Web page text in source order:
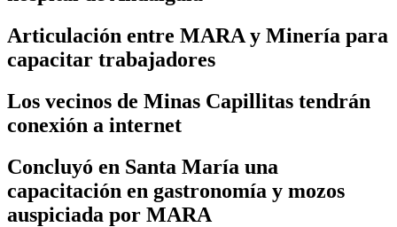
Articulación entre MARA y Minería para
capacitar trabajadores
Los vecinos de Minas Capillitas tendrán
conexión a internet
Concluyó en Santa María una
capacitación en gastronomía y mozos
auspiciada por MARA